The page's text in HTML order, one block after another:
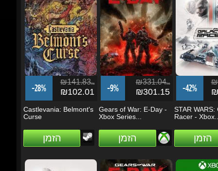
-28%
₪141.83 ils
₪102.01
Castlevania: Belmont's
הזמן
-9%
₪331.04ils
₪301.15
Gears of War: E-Day -
Xbox Series...
הזמן
-42%
STAR WARS:
Racer - Xbox...
הזמן